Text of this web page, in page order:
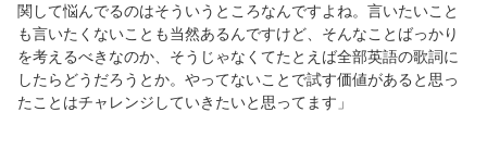
関して悩んでるのはそういうところなんですよね。言いたいこと
も言いたくないことも当然あるんですけど、そんなことばっかり
を考えるべきなのか、そうじゃなくてたとえば全部英語の歌詞に
したらどうだろうとか。やってないことで試す価値があると思っ
たことはチャレンジしていきたいと思ってます」